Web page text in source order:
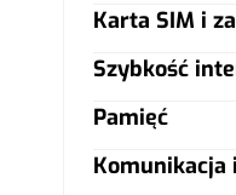
Autofocus
Matryca
Ogniskowa
Matryca
Lampa błyskowa
Typ ekranu
Rozdzielczość
Karta SIM i
Typ karty SIM
Szybkość
LTE
Pamięć
Warianty pamięci
Komunikacja